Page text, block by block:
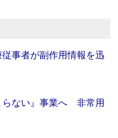
従事者が副作用情報を迅
らない』事業へ 非常用